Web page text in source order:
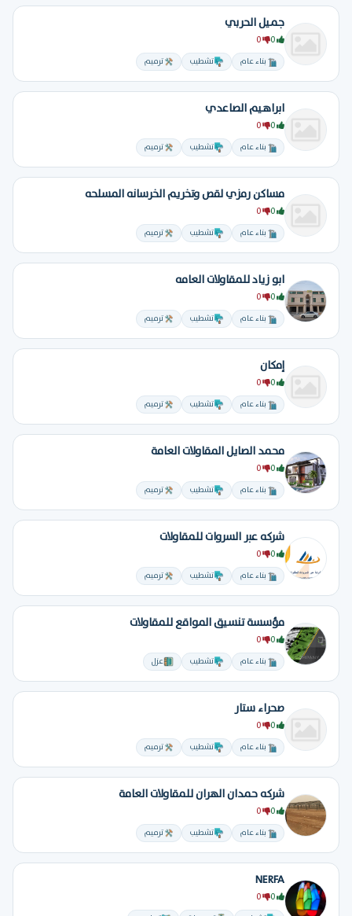
جميل الحربي
بناء عام تشطيب ترميم
ابراهيم الصاعدي
بناء عام تشطيب ترميم
مساكن رمزي لقص وتخريم الخرسانه المسلحه
بناء عام تشطيب ترميم
ابو زياد للمقاولات العامه
بناء عام تشطيب ترميم
إمكان
بناء عام تشطيب ترميم
محمد الصايل المقاولات العامة
بناء عام تشطيب ترميم
شركه عبر السروات للمقاولات
بناء عام تشطيب ترميم
مؤسسة تنسيق المواقع للمقاولات
بناء عام تشطيب عزل
صحراء ستار
بناء عام تشطيب ترميم
شركه حمدان الهران للمقاولات العامة
بناء عام تشطيب ترميم
NERFA